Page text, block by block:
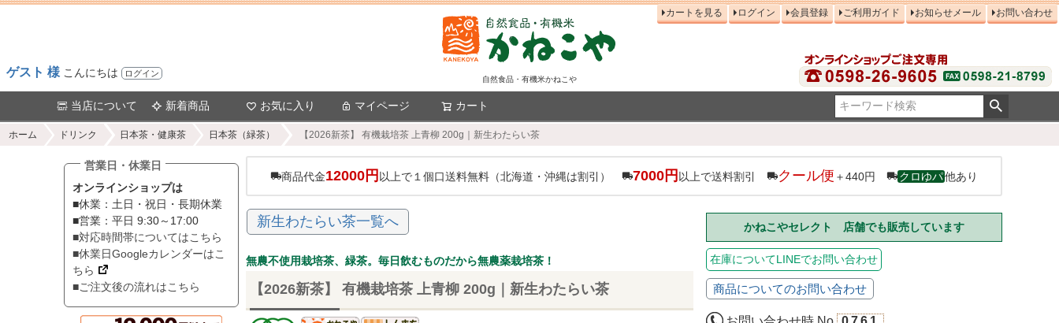
ゲスト 様 こんにちは ログイン
自然食品・有機米かねこや
カートを見る ログイン 会員登録 ご利用ガイド お知らせメール お問い合わせ
当店について 新着商品 お気に入り マイページ カート
ホーム ドリンク 日本茶・健康茶 日本茶（緑茶） 【2026新茶】 有機栽培茶 上青柳 200g｜新生わたらい茶
営業日・休業日
オンラインショップは
■休業：土日・祝日・長期休業
■営業：平日 9:30～17:00
■対応時間帯についてはこちら
■休業日Googleカレンダーはこ
ちら
■ご注文後の流れはこちら
商品代金12000円 以上で１個口送料無料（北海道・沖縄は割引） 7000円 以上で送料割引 クール便 ＋440円 クロゆパ他あり
新生わたらい茶一覧へ
無農不使用栽培茶、緑茶。毎日飲むものだから無農薬栽培茶！
【2026新茶】 有機栽培茶 上青柳 200g｜新生わたらい茶
かねこやセレクト 店舗でも販売しています
在庫についてLINEでお問い合わせ
商品についてのお問い合わせ